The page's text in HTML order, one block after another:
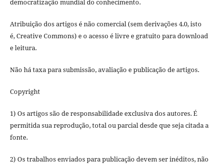
democratização mundial do conhecimento.
Atribuição dos artigos é não comercial (sem derivações 4.0, isto
é, Creative Commons) e o acesso é livre e gratuito para download
e leitura.
Não há taxa para submissão, avaliação e publicação de artigos.
Copyright
1) Os artigos são de responsabilidade exclusiva dos autores. É
permitida sua reprodução, total ou parcial desde que seja citada a
fonte.
2) Os trabalhos enviados para publicação devem ser inéditos, não